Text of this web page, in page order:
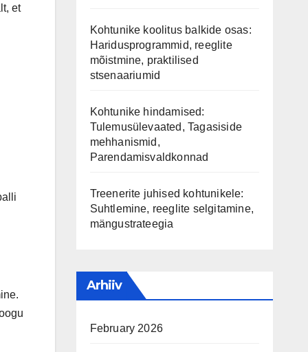
et
Kohtunike koolitus balkide osas:
Haridusprogrammid, reeglite
mõistmine, praktilised
stsenaariumid
Kohtunike hindamised:
Tulemusülevaated, Tagasiside
mehhanismid,
Parendamisvaldkonnad
Treenerite juhised kohtunikele:
Suhtlemine, reeglite selgitamine,
mängustrateegia
Arhiiv
February 2026